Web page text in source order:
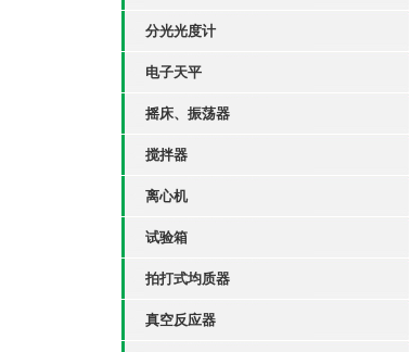
分光光度计
电子天平
摇床、振荡器
搅拌器
离心机
试验箱
拍打式均质器
真空反应器